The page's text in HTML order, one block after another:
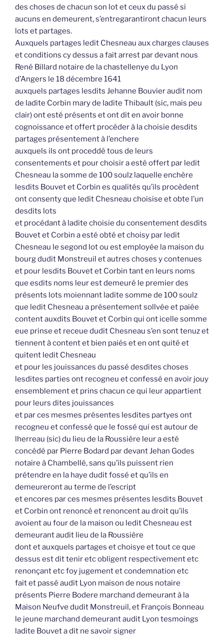
des choses de chacun son lot et ceux du passé si
aucuns en demeurent, s’entregarantiront chacun leurs
lots et partages.
Auxquels partages ledit Chesneau aux charges clauses
et conditions cy dessus a fait arrest par devant nous
René Billard notaire de la chastellenye du Lyon
d’Angers le 18 décembre 1641
auxquels partages lesdits Jehanne Bouvier audit nom
de ladite Corbin mary de ladite Thibault (sic, mais peu
clair) ont esté présents et ont dit en avoir bonne
cognoissance et offert procéder à la choisie desdits
partages présentement à l’enchere
auxquels ils ont proceddé tous de leurs
consentements et pour choisir a esté offert par ledit
Chesneau la somme de 100 soulz laquelle enchère
lesdits Bouvet et Corbin es qualités qu’ils procèdent
ont consenty que ledit Chesneau choisise et obte l’un
desdits lots
et procédant à ladite choisie du consentement desdits
Bouvet et Corbin a esté obté et choisy par ledit
Chesneau le segond lot ou est employée la maison du
bourg dudit Monstreuil et autres choses y contenues
et pour lesdits Bouvet et Corbin tant en leurs noms
que esdits noms leur est demeuré le premier des
présents lots moiennant ladite somme de 100 soulz
que ledit Chesneau a présentement sollvée et paiée
content auxdits Bouvet et Corbin qui ont icelle somme
eue prinse et receue dudit Chesneau s’en sont tenuz et
tiennent à content et bien paiés et en ont quité et
quitent ledit Chesneau
et pour les jouissances du passé desdites choses
lesdites parties ont recogneu et confessé en avoir jouy
ensemblement et prins chacun ce qui leur appartient
pour leurs dites jouissances
et par ces mesmes présentes lesdites partyes ont
recogneu et confessé que le fossé qui est autour de
lherreau (sic) du lieu de la Roussière leur a esté
concédé par Pierre Bodard par devant Jehan Godes
notaire à Chambellé, sans qu’ils puissent rien
prétendre en la haye dudit fossé et qu’ils en
demeureront au terme de l’escript
et encores par ces mesmes présentes lesdits Bouvet
et Corbin ont renoncé et renoncent au droit qu’ils
avoient au four de la maison ou ledit Chesneau est
demeurant audit lieu de la Roussière
dont et auxquels partages et choisye et tout ce que
dessus est dit tenir etc obligent respectivement etc
renonçant etc foy jugement et condemnation etc
fait et passé audit Lyon maison de nous notaire
présents Pierre Bodere marchand demeurant à la
Maison Neufve dudit Monstreuil, et François Bonneau
le jeune marchand demeurant audit Lyon tesmoings
ladite Bouvet a dit ne savoir signer